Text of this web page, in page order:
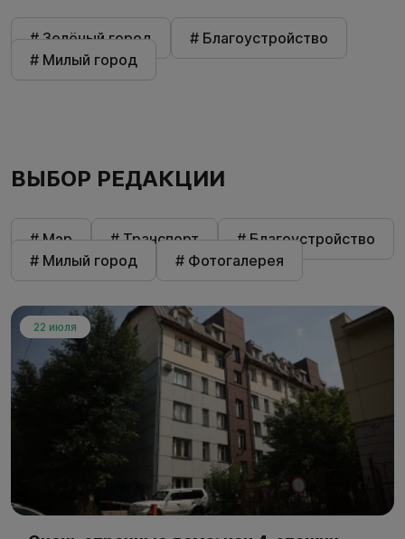
# Зелёный город
# Благоустройство
# Милый город
ВЫБОР РЕДАКЦИИ
# Мэр # Транспорт
# Благоустройство
# Милый город
# Фотогалерея
22 июля